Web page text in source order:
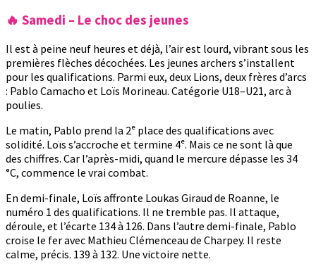
🔥 Samedi – Le choc des jeunes
Il est à peine neuf heures et déjà, l’air est lourd, vibrant sous les
premières flèches décochées. Les jeunes archers s’installent
pour les qualifications. Parmi eux, deux Lions, deux frères d’arcs
: Pablo Camacho et Loïs Morineau. Catégorie U18–U21, arc à
poulies.
Le matin, Pablo prend la 2ᵉ place des qualifications avec
solidité. Loïs s’accroche et termine 4ᵉ. Mais ce ne sont là que
des chiffres. Car l’après-midi, quand le mercure dépasse les 34
°C, commence le vrai combat.
En demi-finale, Loïs affronte Loukas Giraud de Roanne, le
numéro 1 des qualifications. Il ne tremble pas. Il attaque,
déroule, et l’écarte 134 à 126. Dans l’autre demi-finale, Pablo
croise le fer avec Mathieu Clémenceau de Charpey. Il reste
calme, précis. 139 à 132. Une victoire nette.